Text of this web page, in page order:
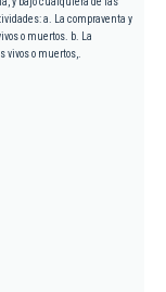
a. La compraventa y
o muertos. b. La
vivos o muertos,.